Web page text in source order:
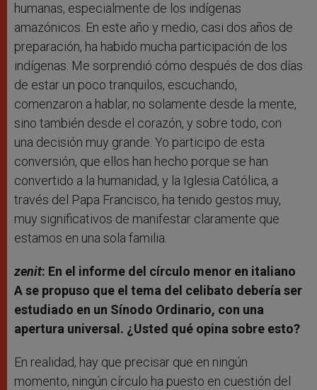
humanas, especialmente de los indígenas
amazónicos. En este año y medio, casi dos años de
preparación, ha habido mucha participación de los
indígenas. Me sorprendió cómo después de dos días
de estar un poco tranquilos, escuchando,
comenzaron a hablar, no solamente desde la mente,
sino también desde el corazón, y sobre todo, con
una decisión muy grande. Yo participo de esta
conversión, que ellos han hecho porque se han
convertido a la humanidad, y la Iglesia Católica, a
través del Papa Francisco, ha tenido gestos muy,
muy significativos de manifestar claramente que
estamos en una sola familia.
zenit: En el informe del círculo menor en italiano
A se propuso que el tema del celibato debería ser
estudiado en un Sínodo Ordinario, con una
apertura universal. ¿Usted qué opina sobre esto?
En realidad, hay que precisar que en ningún
momento, ningún círculo ha puesto en cuestión del